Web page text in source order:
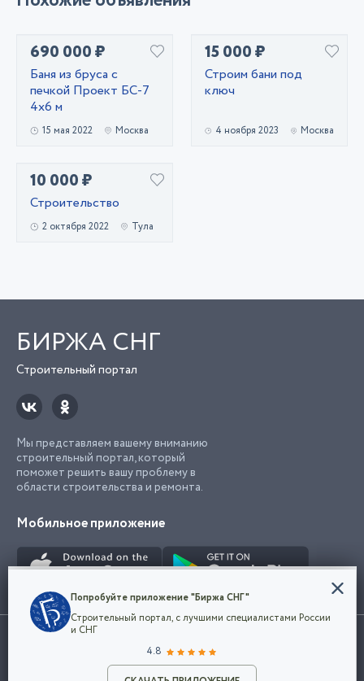
690 000 ₽
Баня из бруса с
печкой Проект БС-7
4х6 м
15 мая 2022 Москва
15 000 ₽
Строим бани под
ключ
4 ноября 2023 Москва
10 000 ₽
Строительство
2 октября 2022 Тула
БИРЖА СНГ
Строительный портал
Мы представляем вашему вниманию
строительный портал, который
поможет решить вашу проблему в
области строительства и ремонта.
Мобильное приложение
Использование сайта, в том числе подача объявлений, означает
марки представленные на сайте являются собственностью их
Конфиденциальность
Мы используем файлы cookie, чтобы сделать
наш сайт удобным для каждого
Политикой конфиденциальности компании
и принимаете условия использования cookie.
Попробуйте приложение "Биржа СНГ"
Строительный портал, с лучшими специалистами России
и СНГ
4.8